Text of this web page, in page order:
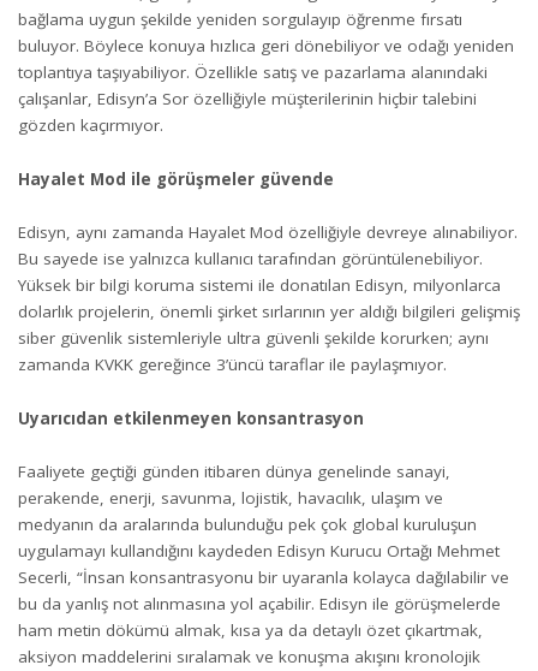
bağlama uygun şekilde yeniden sorgulayıp öğrenme fırsatı
buluyor. Böylece konuya hızlıca geri dönebiliyor ve odağı yeniden
toplantıya taşıyabiliyor. Özellikle satış ve pazarlama alanındaki
çalışanlar, Edisyn’a Sor özelliğiyle müşterilerinin hiçbir talebini
gözden kaçırmıyor.
Hayalet Mod ile görüşmeler güvende
Edisyn, aynı zamanda Hayalet Mod özelliğiyle devreye alınabiliyor.
Bu sayede ise yalnızca kullanıcı tarafından görüntülenebiliyor.
Yüksek bir bilgi koruma sistemi ile donatılan Edisyn, milyonlarca
dolarlık projelerin, önemli şirket sırlarının yer aldığı bilgileri gelişmiş
siber güvenlik sistemleriyle ultra güvenli şekilde korurken; aynı
zamanda KVKK gereğince 3’üncü taraflar ile paylaşmıyor.
Uyarıcıdan etkilenmeyen konsantrasyon
Faaliyete geçtiği günden itibaren dünya genelinde sanayi,
perakende, enerji, savunma, lojistik, havacılık, ulaşım ve
medyanın da aralarında bulunduğu pek çok global kuruluşun
uygulamayı kullandığını kaydeden Edisyn Kurucu Ortağı Mehmet
Secerli, “İnsan konsantrasyonu bir uyaranla kolayca dağılabilir ve
bu da yanlış not alınmasına yol açabilir. Edisyn ile görüşmelerde
ham metin dökümü almak, kısa ya da detaylı özet çıkartmak,
aksiyon maddelerini sıralamak ve konuşma akışını kronolojik